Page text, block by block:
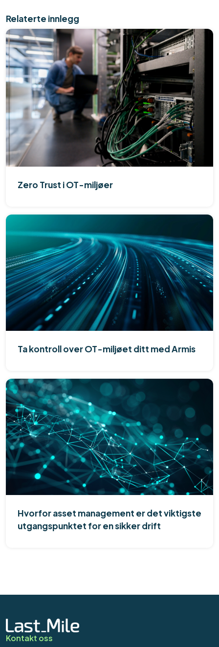
Relaterte innlegg
Zero Trust i OT-miljøer
Ta kontroll over OT-miljøet ditt med Armis
Hvorfor asset management er det viktigste
utgangspunktet for en sikker drift
Kontakt oss